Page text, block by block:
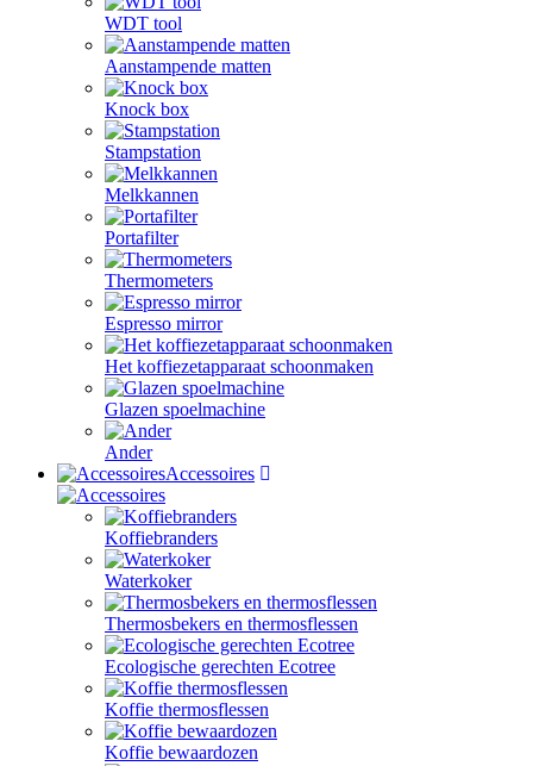
WDT tool
Aanstampende matten
Knock box
Stampstation
Melkkannen
Portafilter
Thermometers
Espresso mirror
Het koffiezetapparaat schoonmaken
Glazen spoelmachine
Ander
Accessoires
Koffiebranders
Waterkoker
Thermosbekers en thermosflessen
Ecologische gerechten Ecotree
Koffie thermosflessen
Koffie bewaardozen